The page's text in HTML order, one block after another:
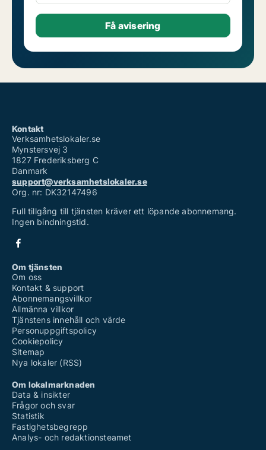
Kontakt
Verksamhetslokaler.se
Mynstersvej 3
1827 Frederiksberg C
Danmark
support@verksamhetslokaler.se
Org. nr: DK32147496
Full tillgång till tjänsten kräver ett löpande abonnemang.
Ingen bindningstid.
Om tjänsten
Om oss
Kontakt & support
Abonnemangsvillkor
Allmänna villkor
Tjänstens innehåll och värde
Personuppgiftspolicy
Cookiepolicy
Sitemap
Nya lokaler (RSS)
Om lokalmarknaden
Data & insikter
Frågor och svar
Statistik
Fastighetsbegrepp
Analys- och redaktionsteamet